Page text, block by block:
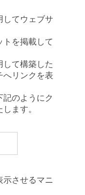
してウェブサ
トを掲載して
して構築した
へリンクを表
のようにク
ます。
示させるマニ